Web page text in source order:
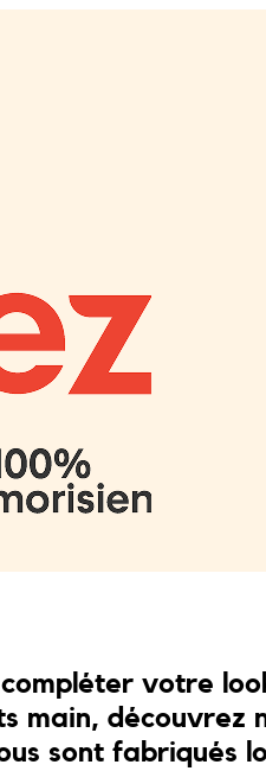
votre
main, découvrez
sont fabriqués